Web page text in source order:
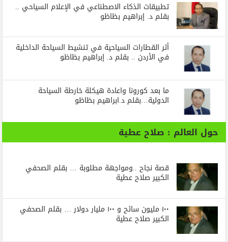
تطبيقات الذكاء الاصطناعي في الإعلام السياحي ..
بقلم د. إبراهيم بظاظو
أثر القطارات السياحية في تنشيط السياحة الداخلية
في الأردن .. بقلم د. إبراهيم بظاظو
ما بعد كورونا واعادة هيكلة خارطة السياحة
الدولية…بقلم د.ابراهيم بظاظو
حول العالم : صلاح عطية
قصة نجاح ..ومواجهة مطلوبة … بقلم الصحفي
الكبير صلاح عطية
١٠٠ مليون سائح و ١٠٠ مليار دولار … بقلم الصحفي
الكبير صلاح عطية